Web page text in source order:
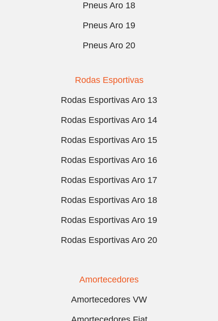
Pneus Aro 18
Pneus Aro 19
Pneus Aro 20
Rodas Esportivas
Rodas Esportivas Aro 13
Rodas Esportivas Aro 14
Rodas Esportivas Aro 15
Rodas Esportivas Aro 16
Rodas Esportivas Aro 17
Rodas Esportivas Aro 18
Rodas Esportivas Aro 19
Rodas Esportivas Aro 20
Amortecedores
Amortecedores VW